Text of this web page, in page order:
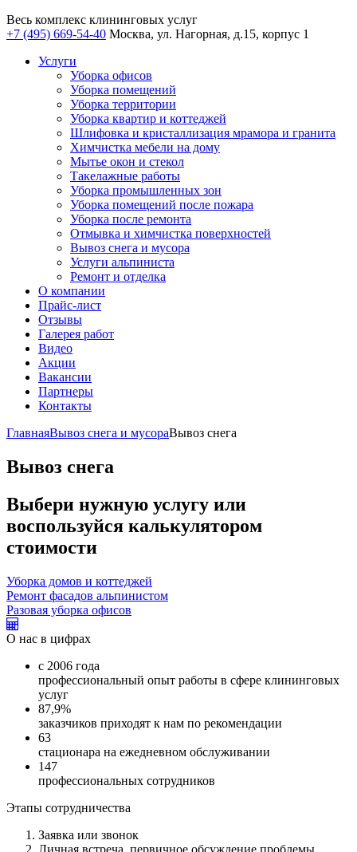
Весь комплекс клининговых услуг
+7 (495) 669-54-40 Москва, ул. Нагорная, д.15, корпус 1
Услуги
Уборка офисов
Уборка помещений
Уборка территории
Уборка квартир и коттеджей
Шлифовка и кристаллизация мрамора и гранита
Химчистка мебели на дому
Мытье окон и стекол
Такелажные работы
Уборка промышленных зон
Уборка помещений после пожара
Уборка после ремонта
Отмывка и химчистка поверхностей
Вывоз снега и мусора
Услуги альпиниста
Ремонт и отделка
О компании
Прайс-лист
Отзывы
Галерея работ
Видео
Акции
Вакансии
Партнеры
Контакты
ГлавнаяВывоз снега и мусораВывоз снега
Вывоз снега
Выбери нужную услугу или
воспользуйся калькулятором
стоимости
Уборка домов и коттеджей
Ремонт фасадов альпинистом
Разовая уборка офисов
О нас в цифрах
с 2006 года
профессиональный опыт работы в сфере клининговых
услуг
87,9%
заказчиков приходят к нам по рекомендации
63
стационара на ежедневном обслуживании
147
профессиональных сотрудников
Этапы сотрудничества
Заявка или звонок
Личная встреча, первичное обсуждение проблемы